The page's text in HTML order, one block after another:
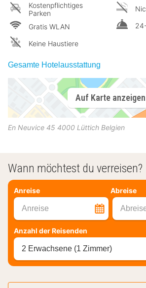
Kostenpflichtiges
Parken
Gratis WLAN
Keine Haustiere
Gesamte Hotelausstattung
Auf Karte anzeigen
En Neuvice 45 4000 Lüttich Belgien
Wann möchtest du verreisen?
Anreise Abreise
Anreise
Anzahl der Reisenden
2 Erwachsene (1 Zimmer)